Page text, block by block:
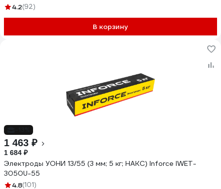
4.2(92)
В корзину
1 463 ₽
1 684 ₽
Электроды УОНИ 13/55 (3 мм; 5 кг; НАКС) Inforce IWET-
3050U-55
4.8(101)